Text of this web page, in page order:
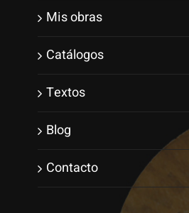
Mis obras
Catálogos
Textos
Blog
Contacto